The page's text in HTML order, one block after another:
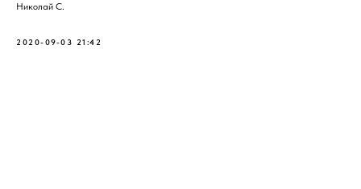
Николай С.
2020-09-03 21:42